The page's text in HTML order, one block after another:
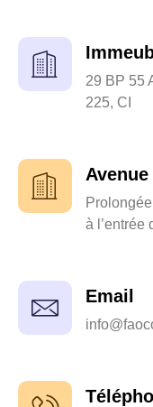
29 BP 55
225, CI
à l’entrée
Email